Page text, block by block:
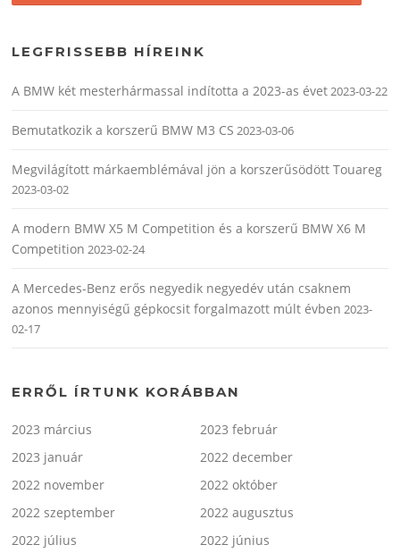
LEGFRISSEBB HÍREINK
A BMW két mesterhármassal indította a 2023-as évet2023-03-22
Bemutatkozik a korszerű BMW M3 CS 2023-03-06
Megvilágított márkaemblémával jön a korszerűsödött Touareg
2023-03-02
A modern BMW X5 M Competition és a korszerű BMW X6 M
Competition 2023-02-24
A Mercedes-Benz erős negyedik negyedév után csaknem
azonos mennyiségű gépkocsit forgalmazott múlt évben 2023-
02-17
ERRŐL ÍRTUNK KORÁBBAN
2023 március
2023 február
2023 január
2022 december
2022 november
2022 október
2022 szeptember
2022 augusztus
2022 július
2022 június